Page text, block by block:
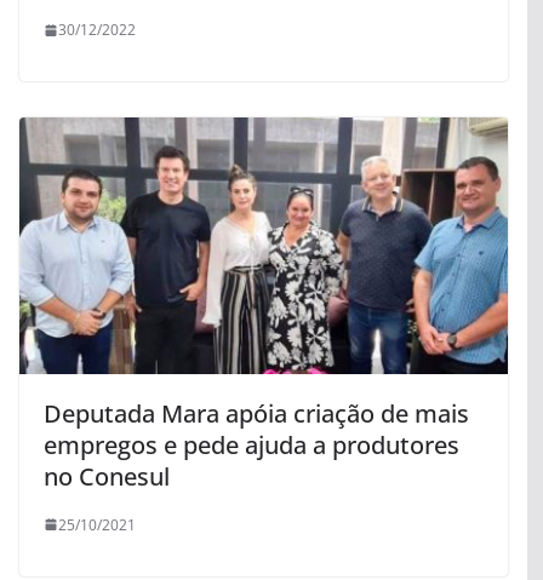
30/12/2022
Deputada Mara apóia criação de mais
empregos e pede ajuda a produtores
no Conesul
25/10/2021